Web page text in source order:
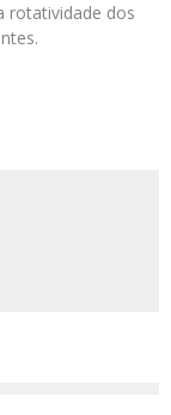
rotatividade dos